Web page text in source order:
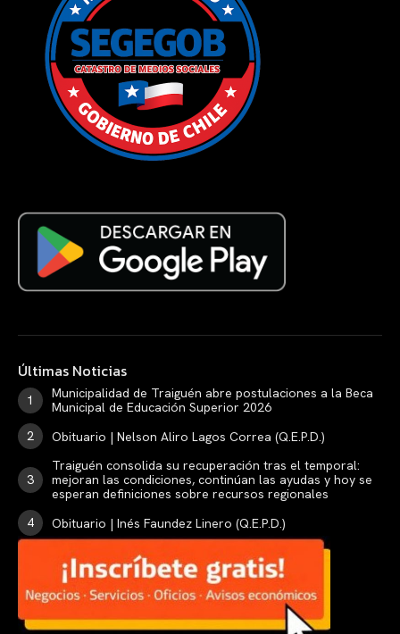
Últimas Noticias
Municipalidad de Traiguén abre postulaciones a la Beca
Municipal de Educación Superior 2026
Obituario | Nelson Aliro Lagos Correa (Q.E.P.D.)
Traiguén consolida su recuperación tras el temporal:
mejoran las condiciones, continúan las ayudas y hoy se
esperan definiciones sobre recursos regionales
Obituario | Inés Faundez Linero (Q.E.P.D.)